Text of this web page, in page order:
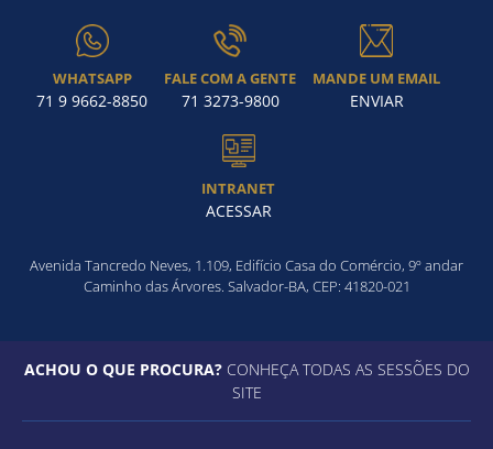
WHATSAPP
71 9 9662-8850
FALE COM A GENTE
71 3273-9800
MANDE UM EMAIL
ENVIAR
INTRANET
ACESSAR
Avenida Tancredo Neves, 1.109, Edifício Casa do Comércio, 9º andar
Caminho das Árvores. Salvador-BA, CEP: 41820-021
ACHOU O QUE PROCURA?CONHEÇA TODAS AS SESSÕES DO
SITE